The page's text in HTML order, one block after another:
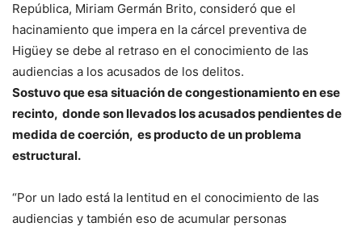
República, Miriam Germán Brito, consideró que el
hacinamiento que impera en la cárcel preventiva de
Higüey se debe al retraso en el conocimiento de las
audiencias a los acusados de los delitos.
Sostuvo que esa situación de congestionamiento en ese
recinto, donde son llevados los acusados pendientes de
medida de coerción, es producto de un problema
estructural.
“Por un lado está la lentitud en el conocimiento de las
audiencias y también eso de acumular personas